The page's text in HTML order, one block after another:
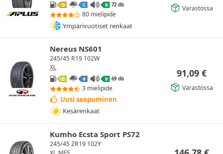
D C B 72 db
80 mielipide
Ympärivuotiset renkaat
Varastossa
Nereus NS601
245/45 R19 102W
XL
C B B 69 db
3 mielipide
Uusi saapuminen
Kesärenkaat
91,09 €
Varastossa
Kumho Ecsta Sport PS72
245/45 ZR19 102Y